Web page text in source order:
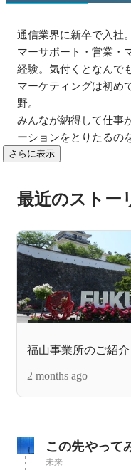
通信業界に新卒で入社
マーサポート・営業・
経験。気付くとなんで
マーケティングは初め
野。
みんなが納得して仕事
ーションをとりたるの
さらに表示
最近のストー
福山事業所のご紹介
2 months ago
この先やって
未来